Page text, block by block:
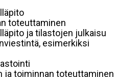
toteuttaminen
ja tilastojen julkaisu
esimerkiksi
ja toiminnan toteuttaminen